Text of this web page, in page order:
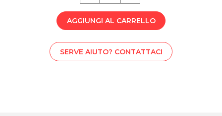
AGGIUNGI AL CARRELLO
SERVE AIUTO? CONTATTACI